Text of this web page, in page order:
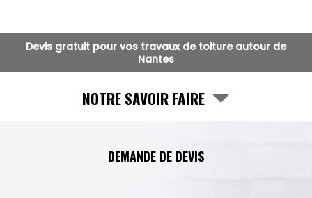
Devis gratuit pour vos travaux de toiture autour de
Nantes
NOTRE SAVOIR FAIRE
DEMANDE DE DEVIS